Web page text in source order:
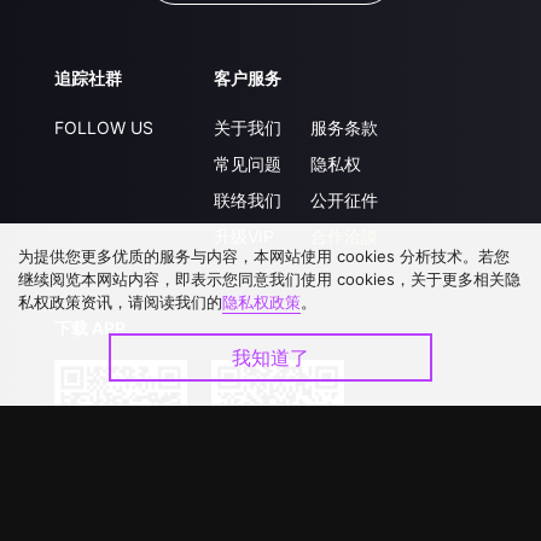
追踪社群
FOLLOW US
客户服务
关于我们
常见问题
联络我们
服务条款
隐私权
公开征件
为提供您更多优质的服务与内容，本网站使用 cookies 分析技术。若您
继续阅览本网站内容，即表示您同意我们使用 cookies，关于更多相关隐
私权政策资讯，请阅读我们的隐私权政策。
我知道了